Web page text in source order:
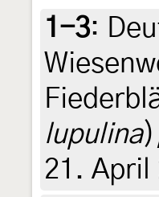
1-3:
lupulina
21. April